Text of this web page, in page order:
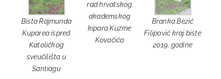
Bista Rajmunda
Kuparea ispred
Katoličkog
sveučilišta u
Santiagu
rad hrvatskog
akademskog
kipara Kuzme
Kovačića
Branka Bezić
Filipović kraj biste
2019. godine